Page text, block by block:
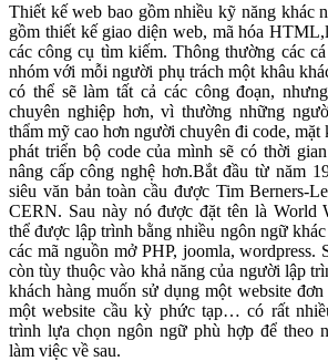
Thiết kế web bao gồm nhiều kỹ năng khác
gồm thiết kế giao diện web, mã hóa
các công cụ tìm kiếm. Thông thường các
nhóm với mỗi người phụ trách một khâu
có thể sẽ làm tất cả các công đoạn,
chuyên nghiệp hơn, vì thường những
thẩm mỹ cao hơn người chuyên đi code,
phát triển bộ code của mình sẽ có thời
nâng cấp công nghệ hơn.Bắt đầu từ năm
siêu văn bản toàn cầu được Tim Berners-
CERN. Sau này nó được đặt tên là World
thể được lập trình bằng nhiều ngôn ngữ
các mã nguồn mở PHP, joomla, wordpress.
còn tùy thuộc vào khả năng của người lập
khách hàng muốn sử dụng một website
một website cầu kỳ phức tạp… có rất
trình lựa chọn ngôn ngữ phù hợp để theo
làm việc về sau.